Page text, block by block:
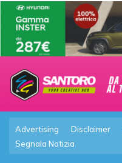
Advertising Disclaimer
Segnala Notizia